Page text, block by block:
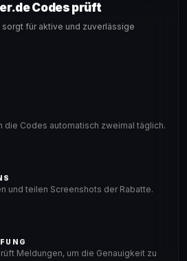
Produkte
Codes prüft
für aktive und zuverlässige
Codes automatisch zweimal täglich.
und teilen Screenshots der Rabatte.
Meldungen, um die Genauigkeit zu